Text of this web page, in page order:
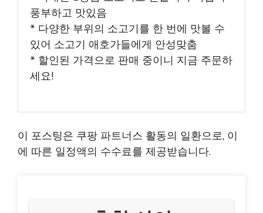
풍부하고 맛있음
* 다양한 부위의 소고기를 한 번에 맛볼 수
있어 소고기 애호가들에게 안성맞춤
* 할인된 가격으로 판매 중이니 지금 주문하
세요!
이 포스팅은 쿠팡 파트너스 활동의 일환으로, 이
에 따른 일정액의 수수료를 제공받습니다.